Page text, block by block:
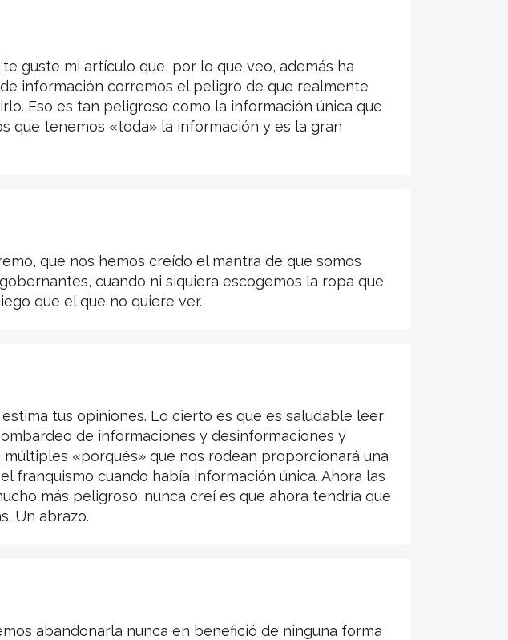
te guste mi artículo que, por lo que veo, además ha
información corremos el peligro de que realmente
Eso es tan peligroso como la información única que
que tenemos «toda» la información y es la gran
que nos hemos creído el mantra de que somos
cuando ni siquiera escogemos la ropa que
que el que no quiere ver.
tus opiniones. Lo cierto es que es saludable leer
de informaciones y desinformaciones y
múltiples «porqués» que nos rodean proporcionará una
franquismo cuando había información única. Ahora las
más peligroso: nunca creí es que ahora tendría que
Un abrazo.
abandonarla nunca en benefició de ninguna forma